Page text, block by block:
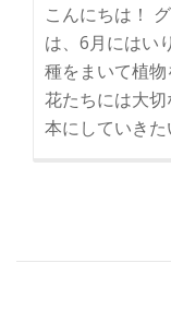
こんにちは！
は、6月にはい
種をまいて植
花たちには大
本にしていき